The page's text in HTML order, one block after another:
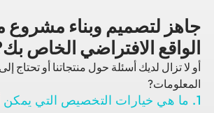
وبناء مشروع محاكاة
الافتراضي الخاص بك?
لديك أسئلة حول منتجاتنا أو تحتاج إلى مزيد من